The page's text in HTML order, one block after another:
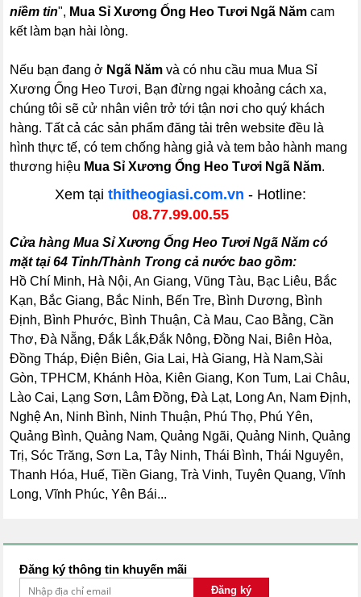
niềm tin", Mua Sỉ Xương Ống Heo Tươi Ngã Năm cam
kết làm bạn hài lòng.
Nếu bạn đang ở Ngã Năm và có nhu cầu mua Mua Sỉ
Xương Ống Heo Tươi, Bạn đừng ngại khoảng cách xa,
chúng tôi sẽ cử nhân viên trở tới tận nơi cho quý khách
hàng. Tất cả các sản phẩm đăng tải trên website đều là
hình thực tế, có tem chống hàng giả và tem bảo hành mang
thương hiệu Mua Sỉ Xương Ống Heo Tươi Ngã Năm.
Xem tại thitheogiasi.com.vn - Hotline:
08.77.99.00.55
Cửa hàng Mua Sỉ Xương Ống Heo Tươi Ngã Năm có
mặt tại 64 Tỉnh/Thành Trong cả nước bao gồm:
Hồ Chí Minh, Hà Nội, An Giang, Vũng Tàu, Bạc Liêu, Bắc
Kạn, Bắc Giang, Bắc Ninh, Bến Tre, Bình Dương, Bình
Định, Bình Phước, Bình Thuận, Cà Mau, Cao Bằng, Cần
Thơ, Đà Nẵng, Đắk Lắk,Đắk Nông, Đồng Nai, Biên Hòa,
Đồng Tháp, Điện Biên, Gia Lai, Hà Giang, Hà Nam,Sài
Gòn, TPHCM, Khánh Hòa, Kiên Giang, Kon Tum, Lai Châu,
Lào Cai, Lạng Sơn, Lâm Đồng, Đà Lạt, Long An, Nam Định,
Nghệ An, Ninh Bình, Ninh Thuận, Phú Thọ, Phú Yên,
Quảng Bình, Quảng Nam, Quảng Ngãi, Quảng Ninh, Quảng
Trị, Sóc Trăng, Sơn La, Tây Ninh, Thái Bình, Thái Nguyên,
Thanh Hóa, Huế, Tiền Giang, Trà Vinh, Tuyên Quang, Vĩnh
Long, Vĩnh Phúc, Yên Bái...
Đăng ký thông tin khuyến mãi
Đăng ký